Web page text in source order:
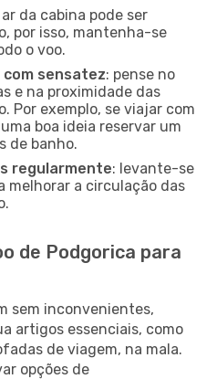
ar da cabina pode ser
por isso, mantenha-se
o voo.
com sensatez: pense no
e na proximidade das
Por exemplo, se viajar com
boa ideia reservar um
de banho.
regularmente: levante-se
melhorar a circulação das
de Podgorica para
sem inconvenientes,
artigos essenciais, como
de viagem, na mala.
opções de